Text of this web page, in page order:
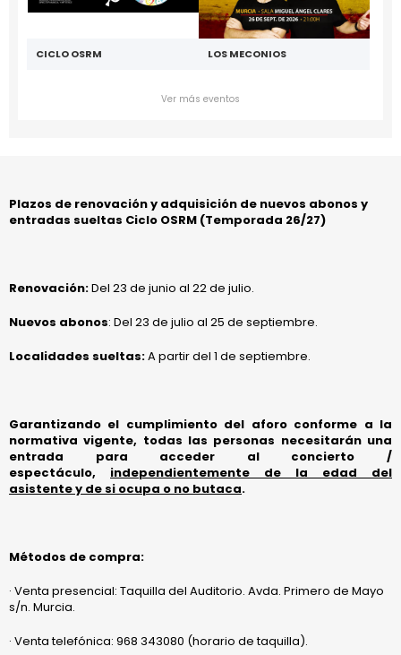
CICLO OSRM LOS MECONIOS
Ver más eventos
Plazos de renovación y adquisición de nuevos abonos y
entradas sueltas Ciclo OSRM (Temporada 26/27)
Renovación:Del 23 de junio al 22 de julio.
Nuevos abonos: Del 23 de julio al 25 de septiembre.
Localidades sueltas:A partir del 1 de septiembre.
Garantizando el cumplimiento del aforo conforme a la
normativa vigente, todas las personas necesitarán una
entrada para acceder al concierto /
espectáculo, independientemente de la edad del
asistente y de si ocupa o no butaca.
Métodos de compra:
· Venta presencial: Taquilla del Auditorio. Avda. Primero de Mayo
s/n. Murcia.
· Venta telefónica: 968 343080 (horario de taquilla).